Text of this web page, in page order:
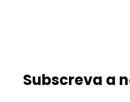
Subscreva a